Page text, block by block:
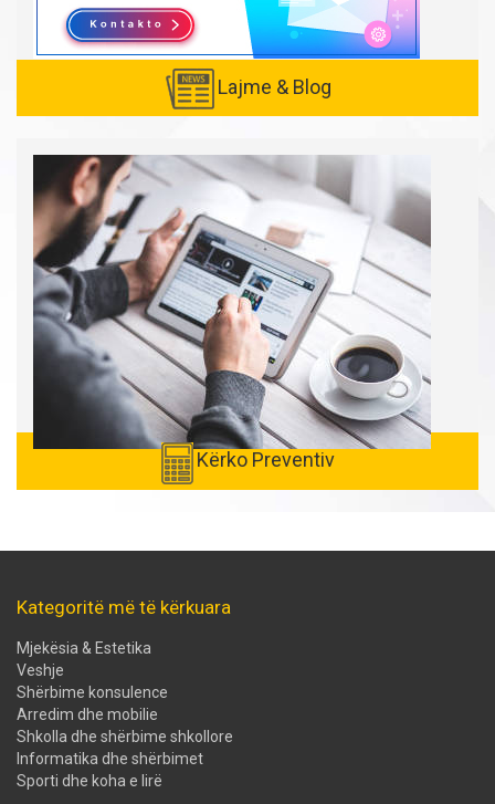
Created withSuperSurvey
Lajme & Blog
Kërko Preventiv
Kategoritë më të kërkuara
Mjekësia & Estetika
Veshje
Shërbime konsulence
Arredim dhe mobilie
Shkolla dhe shërbime shkollore
Informatika dhe shërbimet
Sporti dhe koha e lirë